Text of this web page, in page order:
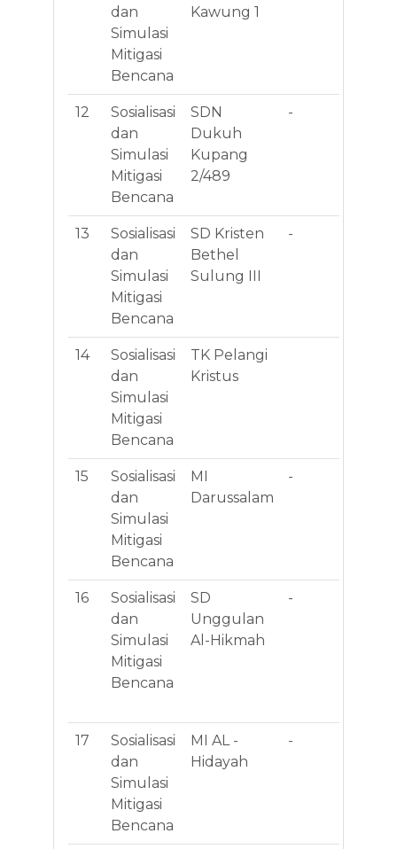
dan
Simulasi
Mitigasi
Bencana
Kawung 1
12
Sosialisasi
dan
Simulasi
Mitigasi
Bencana
SDN
Dukuh
Kupang
2/489
-
13
Sosialisasi
dan
Simulasi
Mitigasi
Bencana
SD Kristen
Bethel
Sulung III
-
14
Sosialisasi
dan
Simulasi
Mitigasi
Bencana
TK Pelangi
Kristus
15
Sosialisasi
dan
Simulasi
Mitigasi
Bencana
MI
Darussalam
-
16
Sosialisasi
dan
Simulasi
Mitigasi
Bencana
SD
Unggulan
Al-Hikmah
-
17
Sosialisasi
dan
Simulasi
Mitigasi
Bencana
MI AL -
Hidayah
-